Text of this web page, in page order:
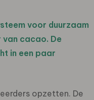
voor duurzaam
cacao. De
in een paar
opzetten. De